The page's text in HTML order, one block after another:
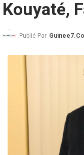
Kouyaté,
Publié Par